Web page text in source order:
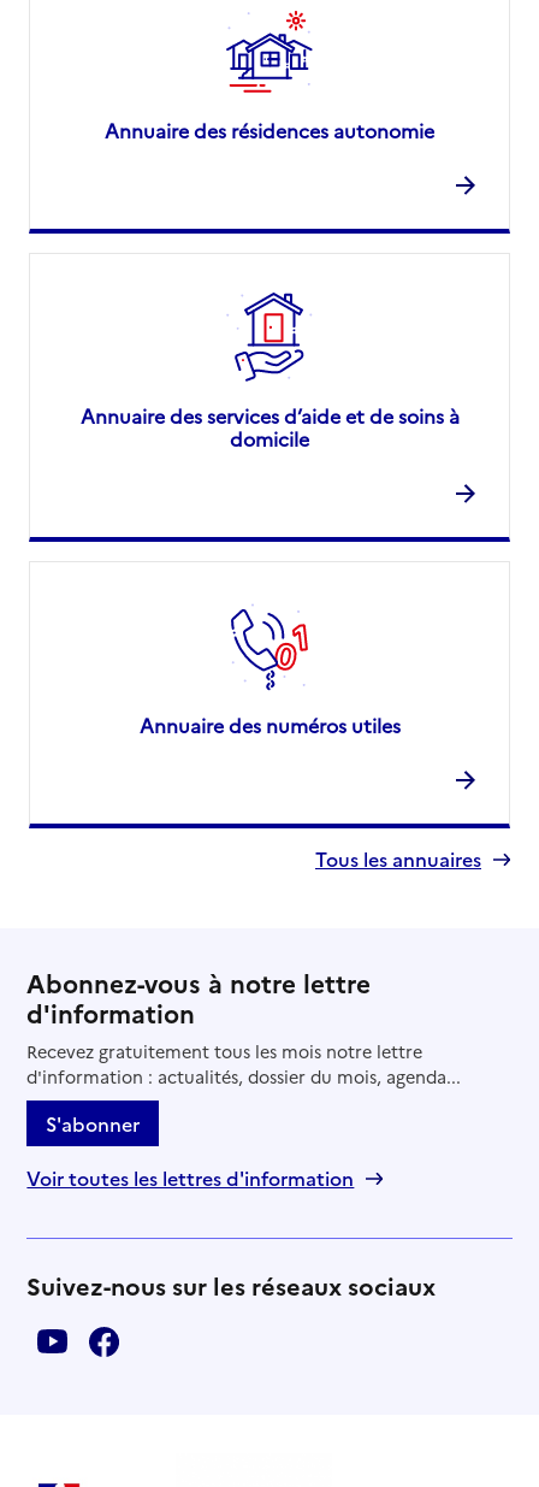
Annuaire des résidences autonomie
Annuaire des services d’aide et de soins à
domicile
Annuaire des numéros utiles
Tous les annuaires
Abonnez-vous à notre lettre
d'information
Recevez gratuitement tous les mois notre lettre
d'information : actualités, dossier du mois, agenda...
S'abonner
Voir toutes les lettres d'information
Suivez-nous sur les réseaux sociaux